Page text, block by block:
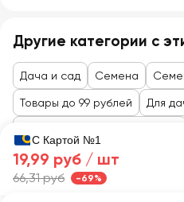
Другие категории с
Дача и сад Семена
Товары до 99 рублей Для
С Картой №1
19,99 руб / шт
66,31 руб -69%